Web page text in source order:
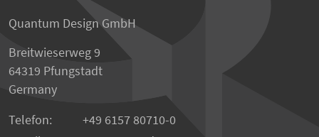
Quantum Design GmbH
Breitwieserweg 9
64319 Pfungstadt
Germany
Telefon:
+49 6157 80710-0